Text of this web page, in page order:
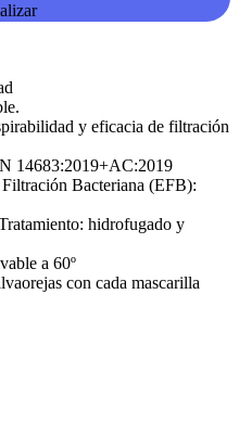
y eficacia de filtración
14683:2019+AC:2019
Bacteriana (EFB):
hidrofugado y
a 60º
con cada mascarilla